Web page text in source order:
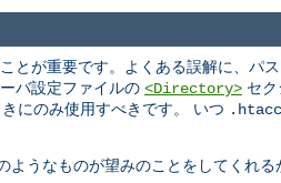
とが重要です。よくある誤解に、パ
バ設定ファイルの <Directory> セ
にのみ使用すべきです。 いつ
うなものが望みのことをしてくれる